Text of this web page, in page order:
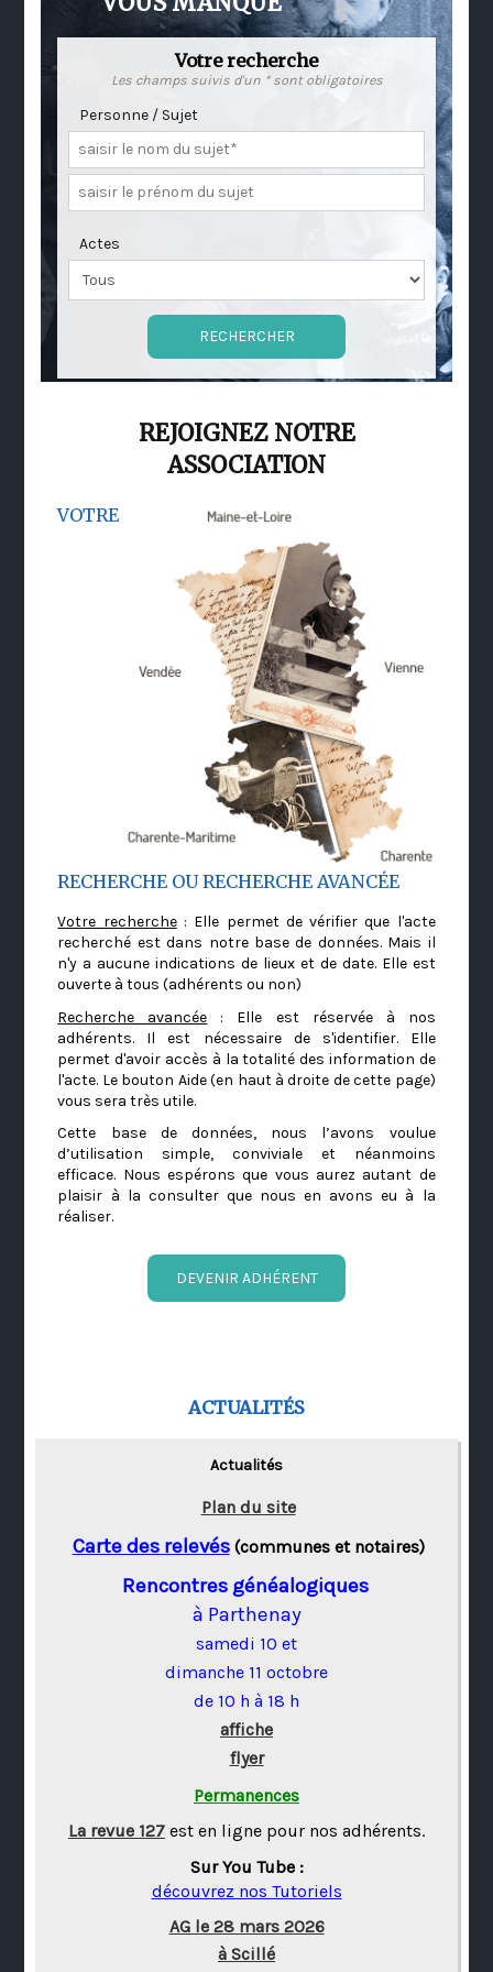
Votre recherche
Les champs suivis d'un * sont obligatoires
Personne / Sujet
Actes
REJOIGNEZ NOTRE
ASSOCIATION
VOTRE
RECHERCHE OU RECHERCHE AVANCÉE
Votre recherche: Elle permet de vérifier que l'acte
recherché est dans notre base de données. Mais il
n'y a aucune indications de lieux et de date. Elle est
ouverte à tous (adhérents ou non)
Recherche avancée : Elle est réservée à nos
adhérents. Il est nécessaire de s'identifier. Elle
permet d'avoir accès à la totalité des information de
l'acte. Le bouton Aide (en haut à droite de cette page)
vous sera très utile.
Cette base de données, nous l’avons voulue
d’utilisation simple, conviviale et néanmoins
efficace. Nous espérons que vous aurez autant de
plaisir à la consulter que nous en avons eu à la
réaliser.
DEVENIR ADHÉRENT
ACTUALITÉS
Actualités
Plan du site
Carte des relevés(communes et notaires)
Rencontres généalogiques
à Parthenay
samedi 10 et
dimanche 11 octobre
de 10 h à 18 h
affiche
flyer
Permanences
La revue 127 est en ligne pour nos adhérents.
Sur You Tube :
découvrez nos Tutoriels
AG le 28 mars 2026
à Scillé